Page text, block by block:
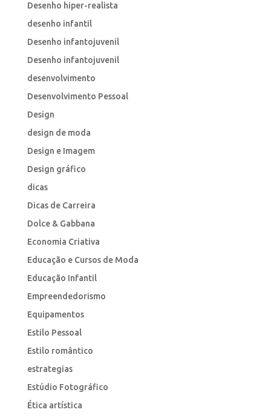
Desenho hiper-realista
desenho infantil
Desenho infantojuvenil
Desenho infantojuvenil
desenvolvimento
Desenvolvimento Pessoal
Design
design de moda
Design e Imagem
Design gráfico
dicas
Dicas de Carreira
Dolce & Gabbana
Economia Criativa
Educação e Cursos de Moda
Educação Infantil
Empreendedorismo
Equipamentos
Estilo Pessoal
Estilo romântico
estrategias
Estúdio Fotográfico
Ética artística